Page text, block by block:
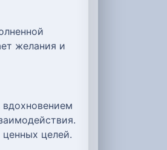
желания и
вдохновением
целей.